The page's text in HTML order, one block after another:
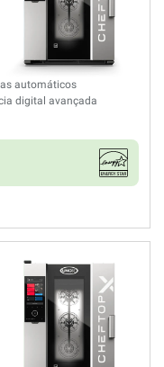
automáticos
digital avançada